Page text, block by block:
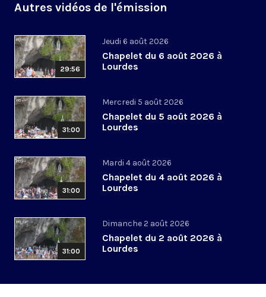
Autres vidéos de l'émission
29:56
Jeudi 6 août 2026
Chapelet du 6 août 2026 à
Lourdes
31:00
Mercredi 5 août 2026
Chapelet du 5 août 2026 à
Lourdes
31:00
Mardi 4 août 2026
Chapelet du 4 août 2026 à
Lourdes
31:00
Dimanche 2 août 2026
Chapelet du 2 août 2026 à
Lourdes